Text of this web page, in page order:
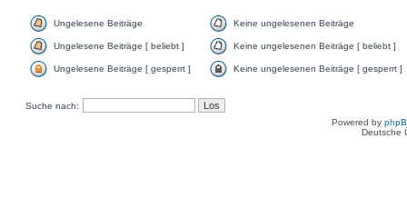
Ungelesene Beiträge Keine ungelesenen Beiträge
Ungelesene Beiträge [ beliebt ] Keine ungelesenen Beiträge [ beliebt ]
Ungelesene Beiträge [ gesperrt ] Keine ungelesenen Beiträge [ gesperrt ]
Suche nach:
Powered by
Deutsche